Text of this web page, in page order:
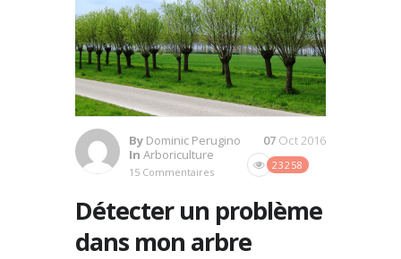
By Dominic Perugino
In Arboriculture
15 Commentaires
23258
07 Oct 2016
Détecter un problème
dans mon arbre